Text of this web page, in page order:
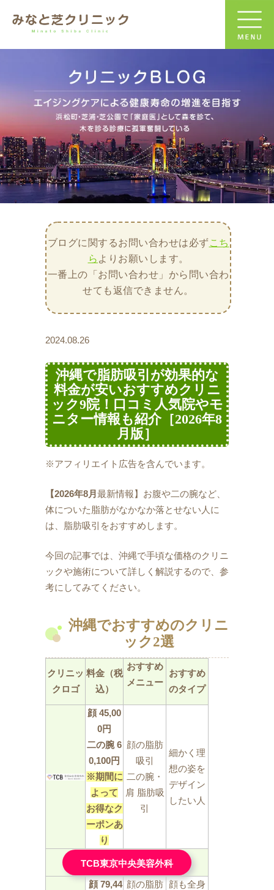
ブログに関するお問い合わせは必ずこち
ら よりお願いします。
一番上の「お問い合わせ」から問い合わ
せても返信できません。
2024.08.26
沖縄で脂肪吸引が効果的な
料金が安いおすすめクリニ
ック9院！口コミ人気院やモ
ニター情報も紹介［2026年8
月版］
※アフィリエイト広告を含んでいます。
【2026年8月 最新情報】お腹や二の腕など、
体についた脂肪がなかなか落とせない人に
は、脂肪吸引をおすすめします。
今回の記事では、沖縄で手頃な価格のクリニ
ックや施術について詳しく解説するので、参
考にしてみてください。
沖縄でおすすめのクリニ
ック2選
クリニッ
クロゴ
料金（税
込）
おすすめ
メニュー
おすすめ
のタイプ
顔 45,00
0円
二の腕 6
0,100円
※期間に
よって
お得なク
ーポンあ
り
顔の脂肪
吸引
二の腕・
肩 脂肪吸
引
細かく理
想の姿を
デザイン
したい人
TCB東京中央美容外科
顔 79,44 顔の脂肪
顔も全身